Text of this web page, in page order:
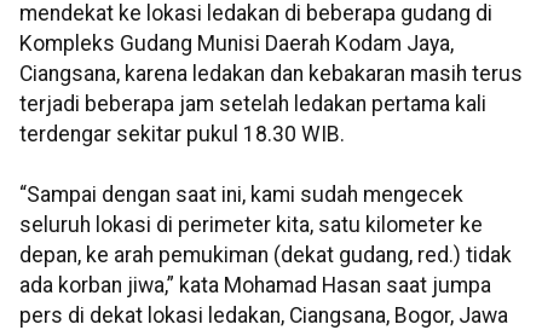
mendekat ke lokasi ledakan di beberapa gudang di
Kompleks Gudang Munisi Daerah Kodam Jaya,
Ciangsana, karena ledakan dan kebakaran masih terus
terjadi beberapa jam setelah ledakan pertama kali
terdengar sekitar pukul 18.30 WIB.
“Sampai dengan saat ini, kami sudah mengecek
seluruh lokasi di perimeter kita, satu kilometer ke
depan, ke arah pemukiman (dekat gudang, red.) tidak
ada korban jiwa,” kata Mohamad Hasan saat jumpa
pers di dekat lokasi ledakan, Ciangsana, Bogor, Jawa